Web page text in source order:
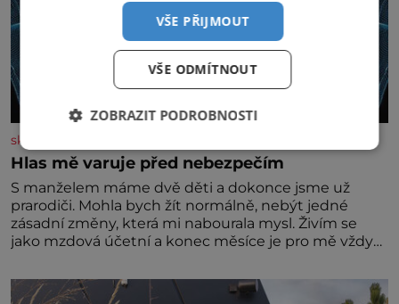
skutecnepribehy.cz
Hlas mě varuje před nebezpečím
S manželem máme dvě děti a dokonce jsme už
prarodiči. Mohla bych žít normálně, nebýt jedné
zásadní změny, která mi nabourala mysl. Živím se
jako mzdová účetní a konec měsíce je pro mě vždy
máme vnoučata, mi dcera čím dál častěji volá o
pomoc, co se hlídání týče. Dalo by se
VŠE PŘIJMOUT
VŠE ODMÍTNOUT
ZOBRAZIT PODROBNOSTI